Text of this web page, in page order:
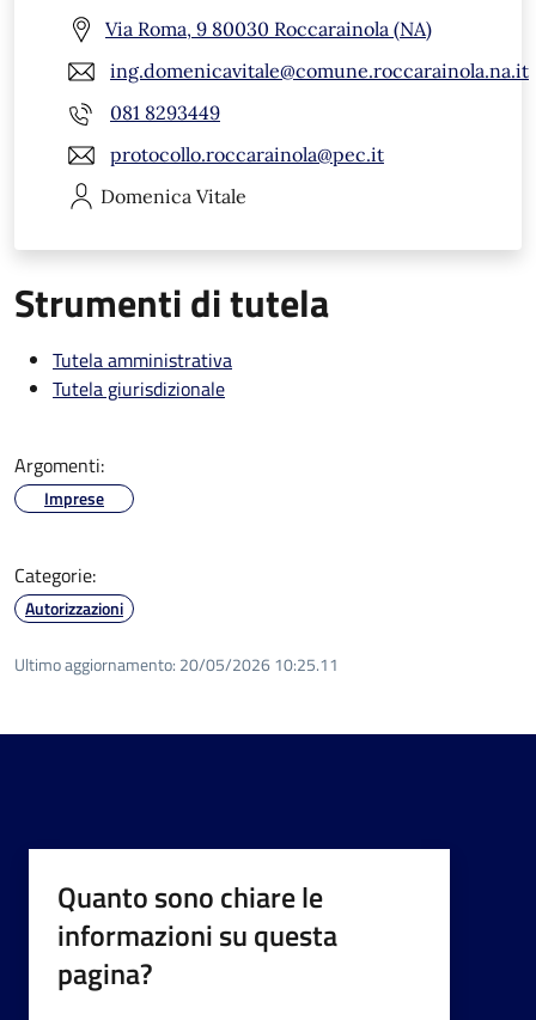
Via Roma, 9 80030 Roccarainola (NA)
ing.domenicavitale@comune.roccarainola.na.it
081 8293449
protocollo.roccarainola@pec.it
Domenica Vitale
Strumenti di tutela
Tutela amministrativa
Tutela giurisdizionale
Argomenti:
Imprese
Categorie:
Autorizzazioni
Ultimo aggiornamento: 20/05/2026 10:25.11
Quanto sono chiare le
informazioni su questa
pagina?